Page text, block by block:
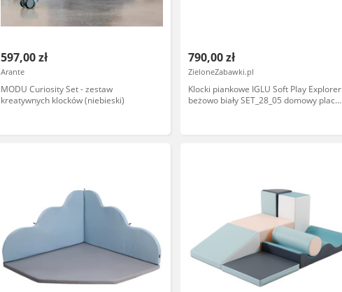
597,00 zł
Arante
MODU Curiosity Set - zestaw
kreatywnych klocków (niebieski)
790,00 zł
ZieloneZabawki.pl
Klocki piankowe IGLU Soft Play Explorer
beżowo biały SET_28_05 domowy plac